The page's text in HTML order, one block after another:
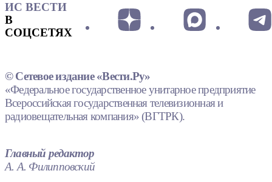
ИС ВЕСТИ
В
СОЦСЕТЯХ
© Сетевое издание «Вести.Ру»
«Федеральное государственное унитарное предприятие
Всероссийская государственная телевизионная и
радиовещательная компания» (ВГТРК).
Главный редактор
А. А. Филипповский